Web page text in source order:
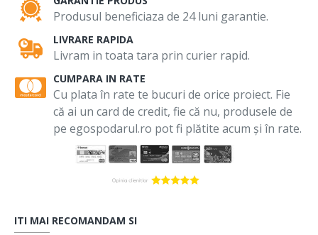
Produsul beneficiaza de 24 luni garantie.
LIVRARE RAPIDA
Livram in toata tara prin curier rapid.
CUMPARA IN RATE
Cu plata în rate te bucuri de orice proiect. Fie
că ai un card de credit, fie că nu, produsele de
pe egospodarul.ro pot fi plătite acum și în rate.
ITI MAI RECOMANDAM SI